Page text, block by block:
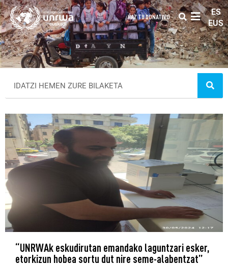
HAZ TU DONATIVO
ES
EUS
“UNRWAk eskudirutan emandako laguntzari esker,
etorkizun hobea sortu dut nire seme-alabentzat”